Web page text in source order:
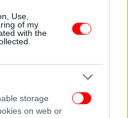
Use,
of my
with the
storage
on web or
σήμερα -Πού θα
τη Μεγάλη Εβδομάδα
τη νέα ΚΥΑ
Αθήνα το Πάσχα, τα